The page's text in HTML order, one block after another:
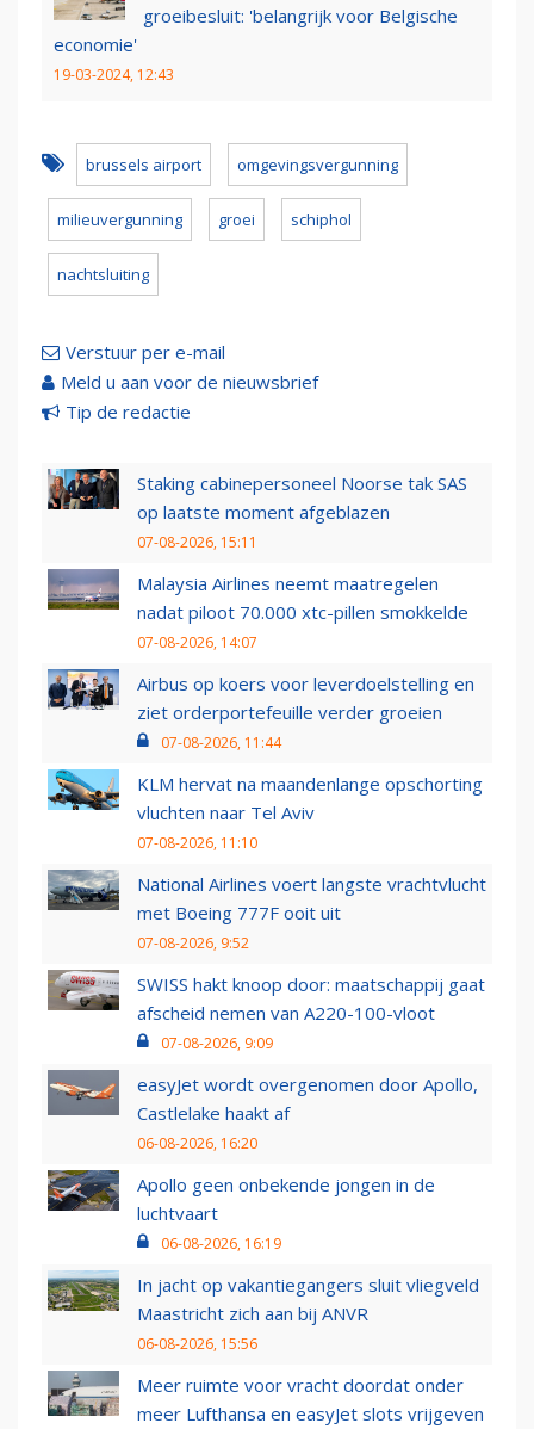
groeibesluit: 'belangrijk voor Belgische
economie'
19-03-2024, 12:43
brussels airport omgevingsvergunning
milieuvergunning groei schiphol
nachtsluiting
Verstuur per e-mail
Meld u aan voor de nieuwsbrief
Tip de redactie
Staking cabinepersoneel Noorse tak SAS
op laatste moment afgeblazen
07-08-2026, 15:11
Malaysia Airlines neemt maatregelen
nadat piloot 70.000 xtc-pillen smokkelde
07-08-2026, 14:07
Airbus op koers voor leverdoelstelling en
ziet orderportefeuille verder groeien
07-08-2026, 11:44
KLM hervat na maandenlange opschorting
vluchten naar Tel Aviv
07-08-2026, 11:10
National Airlines voert langste vrachtvlucht
met Boeing 777F ooit uit
07-08-2026, 9:52
SWISS hakt knoop door: maatschappij gaat
afscheid nemen van A220-100-vloot
07-08-2026, 9:09
easyJet wordt overgenomen door Apollo,
Castlelake haakt af
06-08-2026, 16:20
Apollo geen onbekende jongen in de
luchtvaart
06-08-2026, 16:19
In jacht op vakantiegangers sluit vliegveld
Maastricht zich aan bij ANVR
06-08-2026, 15:56
Meer ruimte voor vracht doordat onder
meer Lufthansa en easyJet slots vrijgeven